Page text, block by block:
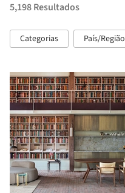
5,198Resultados
Categorias País/Região